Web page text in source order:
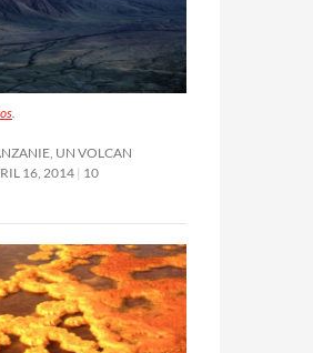
.
UN VOLCAN
16, 2014 10